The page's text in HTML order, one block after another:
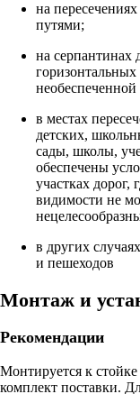
на
путями;
на серпантинах
в местах
детских,
сады, школы,
обеспечены
участках дорог,
видимости не
в других
и пешеходов
Монтаж и
Рекомендации
Монтируется к
комплект поставки.